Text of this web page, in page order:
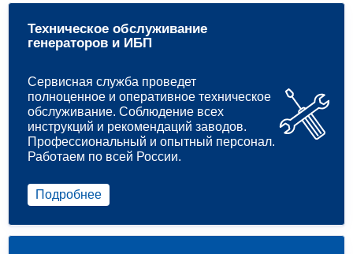
Техническое обслуживание
генераторов и ИБП
Сервисная служба проведет
полноценное и оперативное техническое
обслуживание. Соблюдение всех
инструкций и рекомендаций заводов.
Профессиональный и опытный персонал.
Работаем по всей России.
Подробнее